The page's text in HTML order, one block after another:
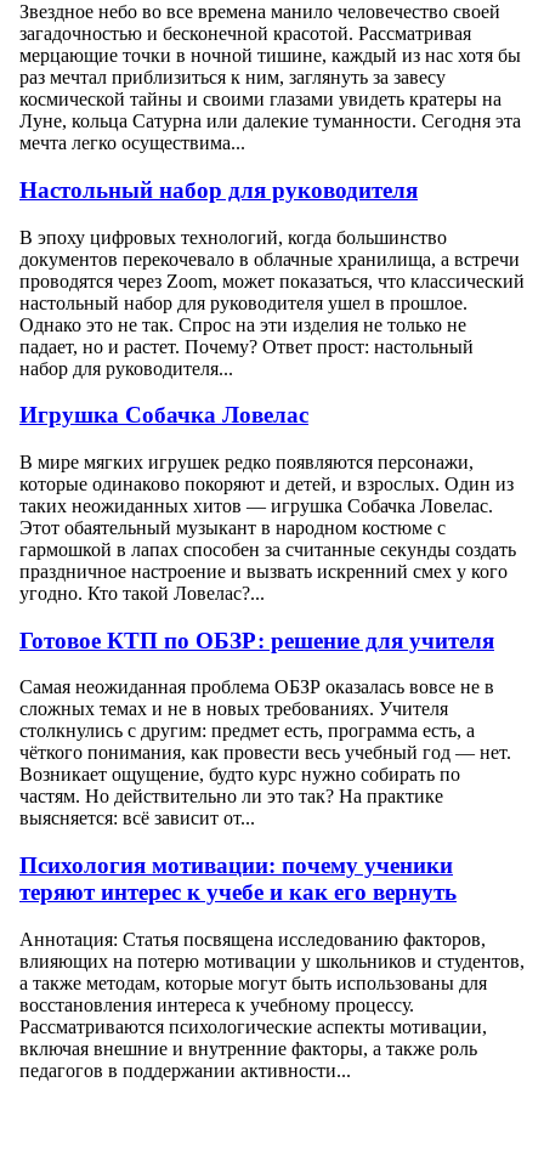
Звездное небо во все времена манило человечество своей
загадочностью и бесконечной красотой. Рассматривая
мерцающие точки в ночной тишине, каждый из нас хотя бы
раз мечтал приблизиться к ним, заглянуть за завесу
космической тайны и своими глазами увидеть кратеры на
Луне, кольца Сатурна или далекие туманности. Сегодня эта
мечта легко осуществима...
Настольный набор для руководителя
В эпоху цифровых технологий, когда большинство
документов перекочевало в облачные хранилища, а встречи
проводятся через Zoom, может показаться, что классический
настольный набор для руководителя ушел в прошлое.
Однако это не так. Спрос на эти изделия не только не
падает, но и растет. Почему? Ответ прост: настольный
набор для руководителя...
Игрушка Собачка Ловелас
В мире мягких игрушек редко появляются персонажи,
которые одинаково покоряют и детей, и взрослых. Один из
таких неожиданных хитов — игрушка Собачка Ловелас.
Этот обаятельный музыкант в народном костюме с
гармошкой в лапах способен за считанные секунды создать
праздничное настроение и вызвать искренний смех у кого
угодно. Кто такой Ловелас?...
Готовое КТП по ОБЗР: решение для учителя
Самая неожиданная проблема ОБЗР оказалась вовсе не в
сложных темах и не в новых требованиях. Учителя
столкнулись с другим: предмет есть, программа есть, а
чёткого понимания, как провести весь учебный год — нет.
Возникает ощущение, будто курс нужно собирать по
частям. Но действительно ли это так? На практике
выясняется: всё зависит от...
Психология мотивации: почему ученики
теряют интерес к учебе и как его вернуть
Аннотация: Статья посвящена исследованию факторов,
влияющих на потерю мотивации у школьников и студентов,
а также методам, которые могут быть использованы для
восстановления интереса к учебному процессу.
Рассматриваются психологические аспекты мотивации,
включая внешние и внутренние факторы, а также роль
педагогов в поддержании активности...